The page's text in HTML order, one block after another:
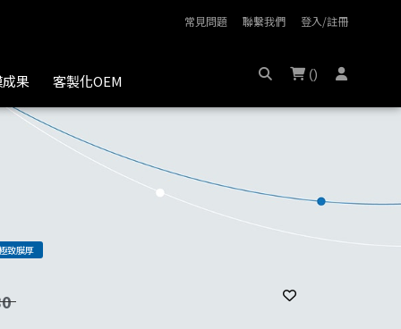
常見問題 聯繫我們 登入/註冊
()
果 客製化OEM
致膜厚